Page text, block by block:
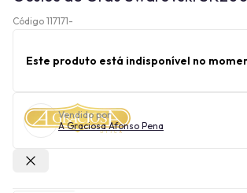
Código 117171-
Este produto está indisponível no
Vendido por
A Graciosa Afonso Pena